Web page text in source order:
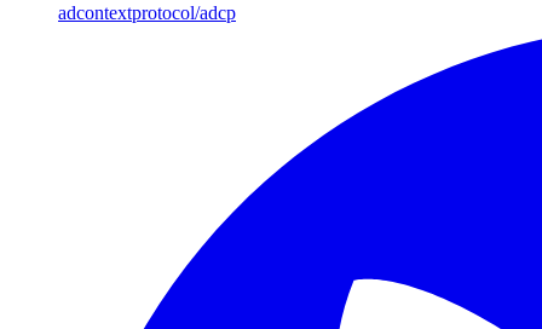
adcontextprotocol/adcp